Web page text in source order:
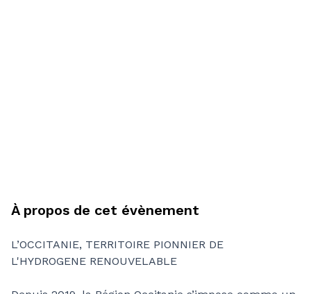
À propos de cet évènement
L’OCCITANIE, TERRITOIRE PIONNIER DE
L'HYDROGENE RENOUVELABLE